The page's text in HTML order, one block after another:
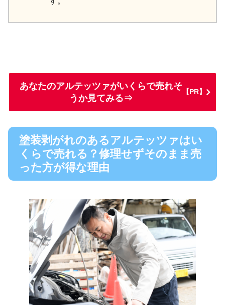
あなたのアルテッツァがいくらで売れそ
うか見てみる⇒
【PR】
塗装剥がれのあるアルテッツァはい
くらで売れる？修理せずそのまま売
った方が得な理由